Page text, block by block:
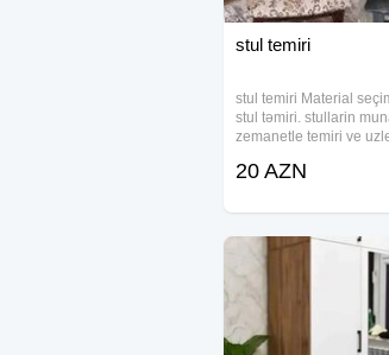
stul temiri
stul temiri Material
stul təmiri. stullarin
zemanetle temiri ve
sifarisler de goturulur.
20 AZN